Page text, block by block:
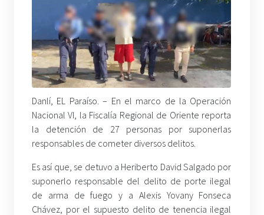
Danlí, EL Paraíso. – En el marco de la Operación
Nacional VI, la Fiscalía Regional de Oriente reporta
la detención de 27 personas por suponerlas
responsables de cometer diversos delitos.
Es así que, se detuvo a Heriberto David Salgado por
suponerlo responsable del delito de porte ilegal
de arma de fuego y a Alexis Yovany Fonseca
Chávez, por el supuesto delito de tenencia ilegal